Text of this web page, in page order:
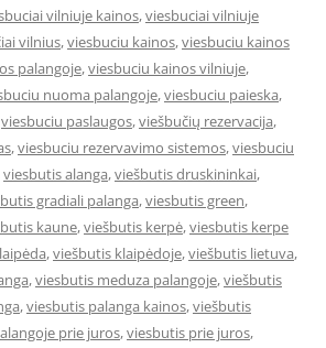
vilniuje kainos,viesbuciai vilniuje
vilnius,viesbuciu kainos,viesbuciu kainos
palangoje,viesbuciu kainos vilniuje,
nuoma palangoje,viesbuciu paieska,
viesbuciu paslaugos,viešbučių rezervacija,
,viesbuciu rezervavimo sistemos,viesbuciu
viesbutis alanga,viešbutis druskininkai,
gradiali palanga,viesbutis green,
kaune,viešbutis kerpė,viesbutis kerpe
,viešbutis klaipėdoje,viešbutis lietuva,
,viesbutis meduza palangoje,viešbutis
,viesbutis palanga kainos,viešbutis
prie juros,viesbutis prie juros,